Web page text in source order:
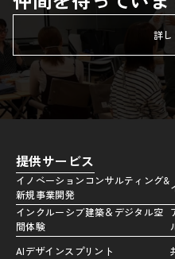
詳
提供サービス
イノベーションコンサルティング&
新規事業開発
インクルーシブ建築＆デジタル空
間体験
AIデザインスプリント